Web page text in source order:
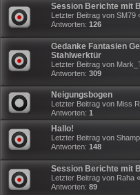
Session Berichte mit
Letzter Beitrag von SM79
Antworten: 126
Gedanke Fantasien
Stahlwerktür
Letzter Beitrag von
Antworten: 309
Neigungsbogen
Letzter Beitrag von Miss
Antworten: 1
Hallo!
Letzter Beitrag von
Antworten: 148
Session Berichte mit
Letzter Beitrag von Raha «
Antworten: 89